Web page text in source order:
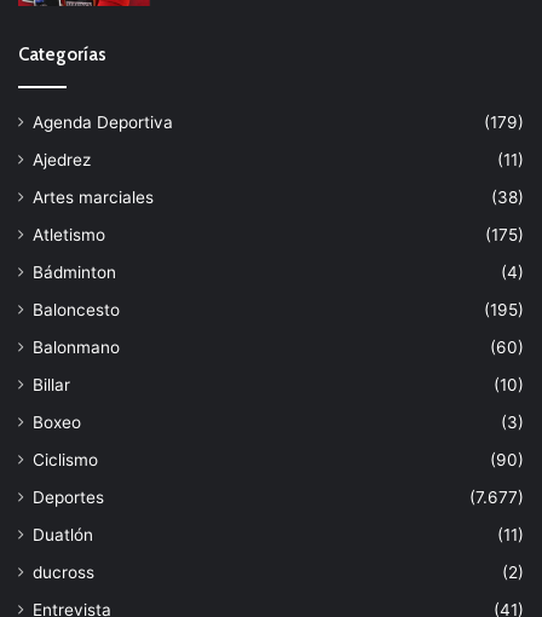
Categorías
Agenda Deportiva
(179)
Ajedrez
(11)
Artes marciales
(38)
Atletismo
(175)
Bádminton
(4)
Baloncesto
(195)
Balonmano
(60)
Billar
(10)
Boxeo
(3)
Ciclismo
(90)
Deportes
(7.677)
Duatlón
(11)
ducross
(2)
Entrevista
(41)